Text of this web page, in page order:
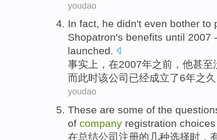
youdao
In fact, he didn't even bother to
Shopatron's benefits until 2007
launched.
事实上 ，在2007年之前 ， 他甚至
而此时该公司 已经成立了6年之
youdao
These are some of the
of company registration choices
在总结公司 注册的 几种选择时，